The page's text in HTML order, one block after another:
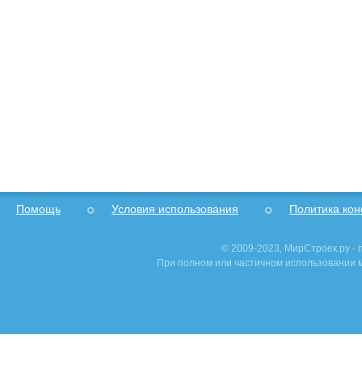
Помощь Условия использования Политика
© 2009-2023, МирСтроек.ру -
При полном или частичном использовании